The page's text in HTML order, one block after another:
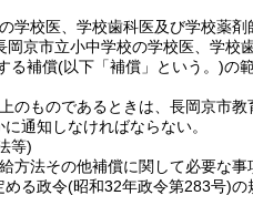
学校医、学校歯科医及び学校薬
京市立小中学校の学校医、学校
る補償(以下「補償」という。)の
のものであるときは、長岡京市教
通知しなければならない。
等)
方法その他補償に関して必要な事
める政令(昭和32年政令第283号)の